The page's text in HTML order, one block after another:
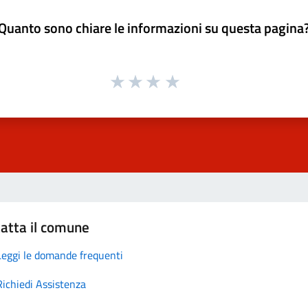
sono chiare le informazioni su questa
il comune
le domande frequenti
Assistenza